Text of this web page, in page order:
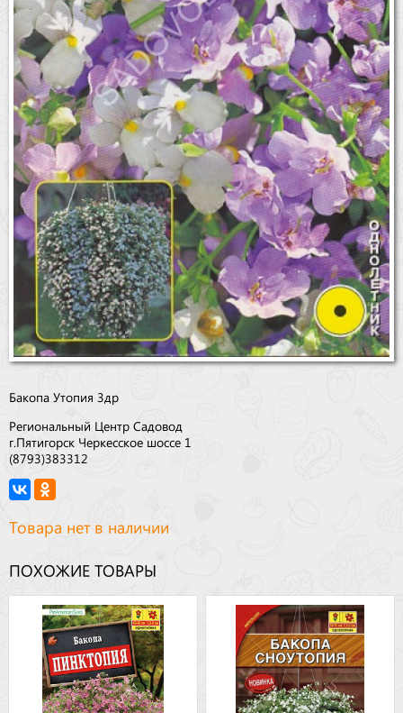
Бакопа Утопия 3др
Региональный Центр Садовод
г.Пятигорск Черкесское шоссе 1
(8793)383312
Товара нет в наличии
ПОХОЖИЕ ТОВАРЫ